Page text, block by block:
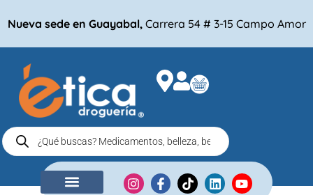
Nueva sede en Guayabal, Carrera 54 # 3-15 Campo Amor